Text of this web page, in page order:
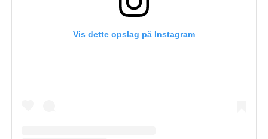
Vis dette opslag på Instagram